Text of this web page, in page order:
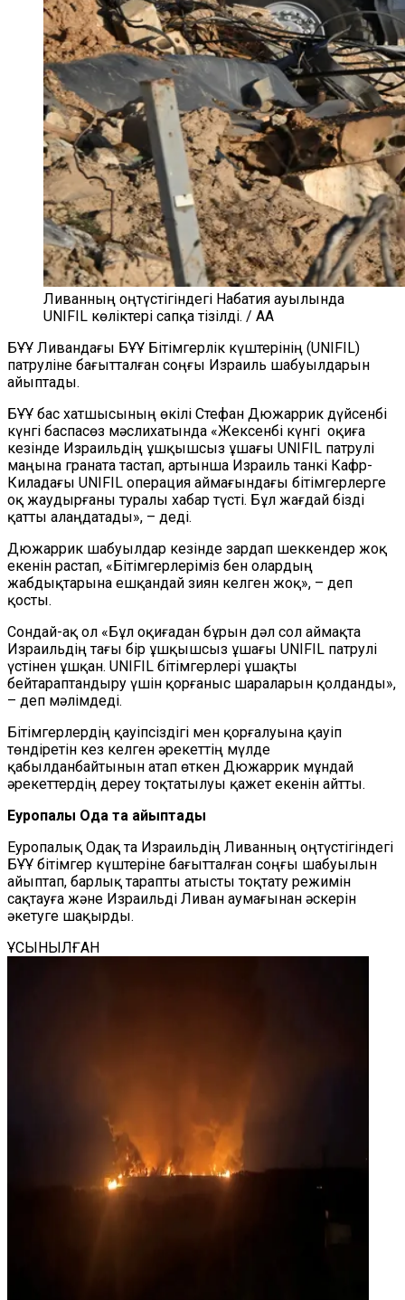
Ливанның оңтүстігіндегі Набатия ауылында
UNIFIL көліктері сапқа тізілді. / AA
БҰҰ Ливандағы БҰҰ Бітімгерлік күштерінің (UNIFIL)
патруліне бағытталған соңғы Израиль шабуылдарын
айыптады.
БҰҰ бас хатшысының өкілі Стефан Дюжаррик дүйсенбі
күнгі баспасөз мәслихатында «Жексенбі күнгі оқиға
кезінде Израильдің ұшқышсыз ұшағы UNIFIL патрулі
маңына граната тастап, артынша Израиль танкі Кафр-
Киладағы UNIFIL операция аймағындағы бітімгерлерге
оқ жаудырғаны туралы хабар түсті. Бұл жағдай бізді
қатты алаңдатады», – деді.
Дюжаррик шабуылдар кезінде зардап шеккендер жоқ
екенін растап, «Бітімгерлеріміз бен олардың
жабдықтарына ешқандай зиян келген жоқ», – деп
қосты.
Сондай-ақ ол «Бұл оқиғадан бұрын дәл сол аймақта
Израильдің тағы бір ұшқышсыз ұшағы UNIFIL патрулі
үстінен ұшқан. UNIFIL бітімгерлері ұшақты
бейтараптандыру үшін қорғаныс шараларын қолданды»,
– деп мәлімдеді.
Бітімгерлердің қауіпсіздігі мен қорғалуына қауіп
төндіретін кез келген әрекеттің мүлде
қабылданбайтынын атап өткен Дюжаррик мұндай
әрекеттердің дереу тоқтатылуы қажет екенін айтты.
Еуропалық Одақ та айыптады
Еуропалық Одақ та Израильдің Ливанның оңтүстігіндегі
БҰҰ бітімгер күштеріне бағытталған соңғы шабуылын
айыптап, барлық тарапты атысты тоқтату режимін
сақтауға және Израильді Ливан аумағынан әскерін
әкетуге шақырды.
ҰСЫНЫЛҒАН